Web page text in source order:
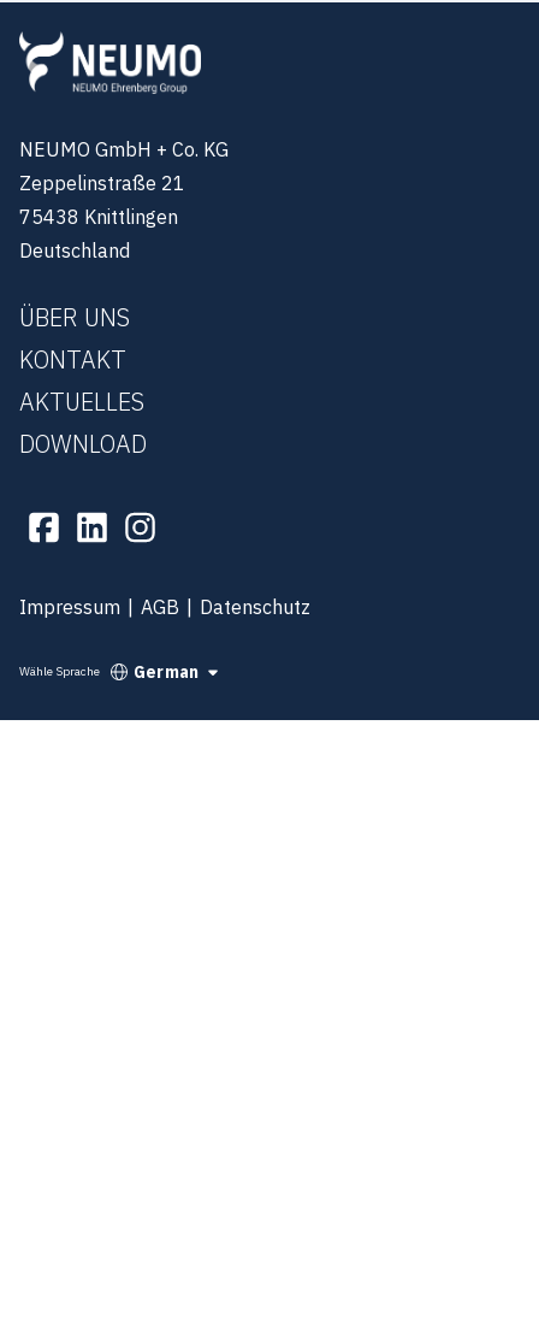
NEUMO GmbH + Co. KG
Zeppelinstraße 21
75438 Knittlingen
Deutschland
ÜBER UNS
KONTAKT
AKTUELLES
DOWNLOAD
Impressum AGB Datenschutz
Wähle Sprache German